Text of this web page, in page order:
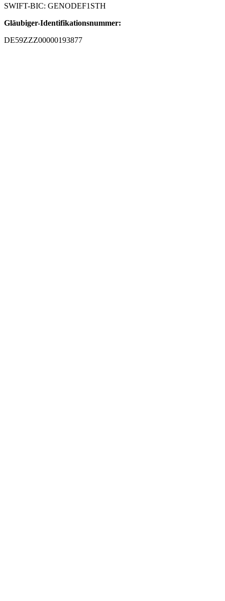
SWIFT-BIC: GENODEF1STH
Gläubiger-Identifikationsnummer:
DE59ZZZ00000193877